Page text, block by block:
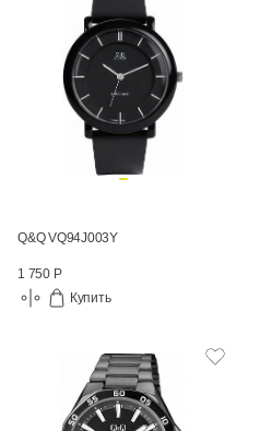
Q&Q VQ94J003Y
1 750 Р
Купить